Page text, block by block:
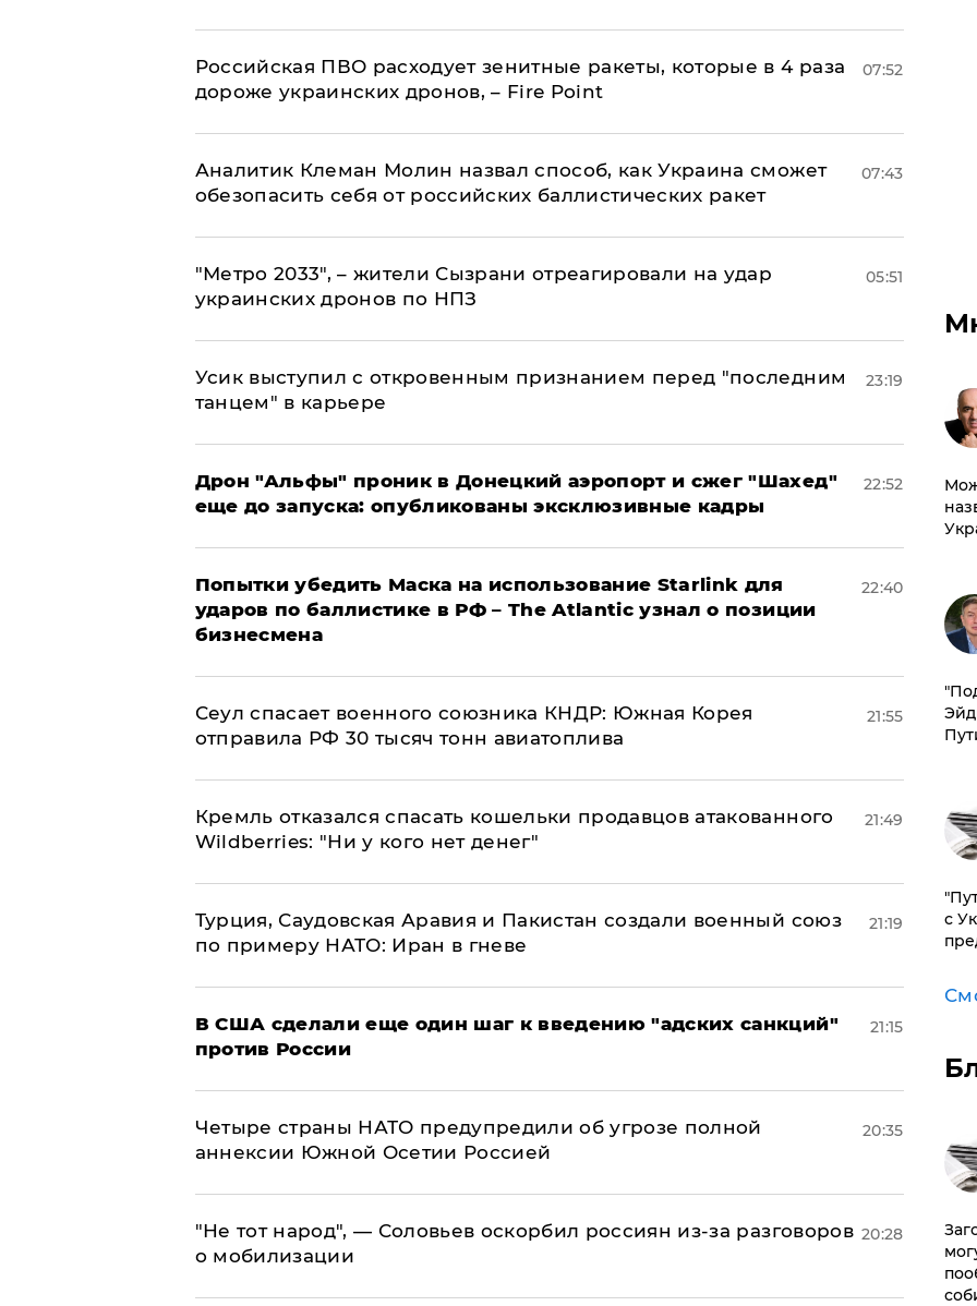
Российская ПВО расходует зенитные ракеты, которые в 4 раза
дороже украинских дронов, – Fire Point
07:52
Аналитик Клеман Молин назвал способ, как Украина сможет
обезопасить себя от российских баллистических ракет
07:43
"Метро 2033", – жители Сызрани отреагировали на удар
украинских дронов по НПЗ
05:51
Усик выступил с откровенным признанием перед "последним
танцем" в карьере
23:19
Дрон "Альфы" проник в Донецкий аэропорт и сжег "Шахед"
еще до запуска: опубликованы эксклюзивные кадры
22:52
Попытки убедить Маска на использование Starlink для
ударов по баллистике в РФ – The Atlantic узнал о позиции
бизнесмена
22:40
​Сеул спасает военного союзника КНДР: Южная Корея
отправила РФ 30 тысяч тонн авиатоплива
21:55
Кремль отказался спасать кошельки продавцов атакованного
Wildberries: "Ни у кого нет денег"
21:49
Турция, Саудовская Аравия и Пакистан создали военный союз
по примеру НАТО: Иран в гневе
21:19
В США сделали еще один шаг к введению "адских санкций"
против России
21:15
Четыре страны НАТО предупредили об угрозе полной
аннексии Южной Осетии Россией
20:35
​"Не тот народ", — Соловьев оскорбил россиян из-за разговоров
о мобилизации
20:28
с